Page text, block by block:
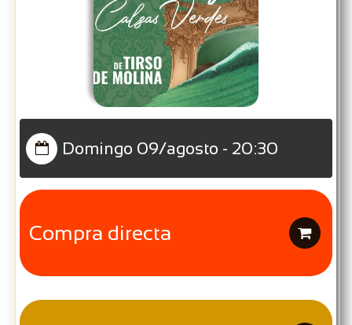
Domingo 09/agosto - 20:30

Compra directa 